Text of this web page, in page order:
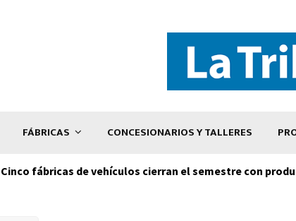
FÁBRICAS CONCESIONARIOS Y TALLERES
Cinco fábricas de vehículos cierran el semestre con